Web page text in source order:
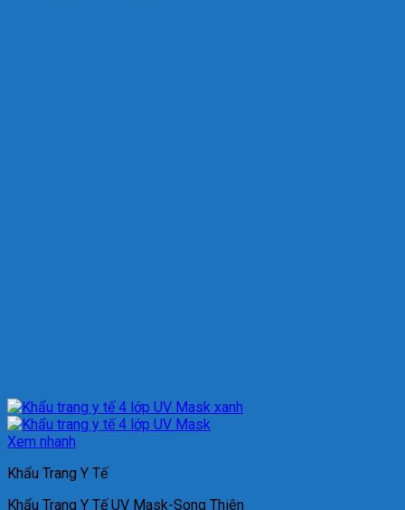
Xem nhanh
Khẩu Trang Y Tế
Khẩu Trang Y Tế UV Mask-Song Thiên